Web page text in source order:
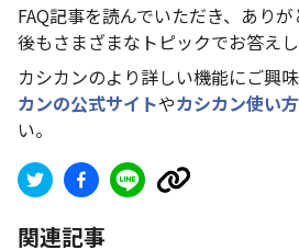
FAQ記事を読んでいただき、あり
後もさまざまなトピックでお答えし
カシカンのより詳しい機能にご興
カンの公式サイトやカシカン使い
い。
関連記事